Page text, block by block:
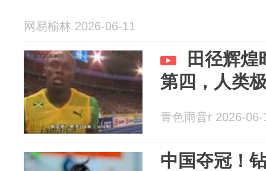
网易榆林 2026-06-11
田径辉煌
第四，人类
青色雨音r 2026-06-
中国夺冠！